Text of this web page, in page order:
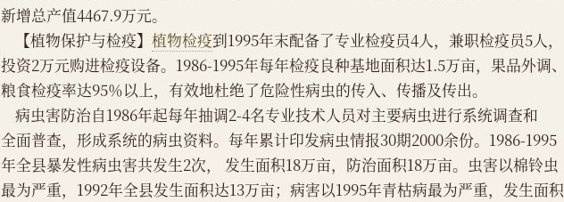
新增总产值4467.9万元。
    【植物保护与检疫】
植物检疫到1995年末配备了专业检疫员4人，兼职检疫员5人，
投资2万元购进检疫设备。1986-1995年每年检疫良种基地面积达1.5万亩，果品外调、
粮食检疫率达95％以上，有效地杜绝了危险性病虫的传入、传播及传出。
    病虫害防治自1986年起每年抽调2-4名专业技术人员对主要病虫进行系统调查和
全面普查，形成系统的病虫资料。每年累计印发病虫情报30期2000余份。1986-1995
年全县暴发性病虫害共发生2次， 发生面积18万亩，防治面积18万亩。虫害以棉铃虫
最为严重，1992年全县发生面积达13万亩；病害以1995年青枯病最为严重，发生面积